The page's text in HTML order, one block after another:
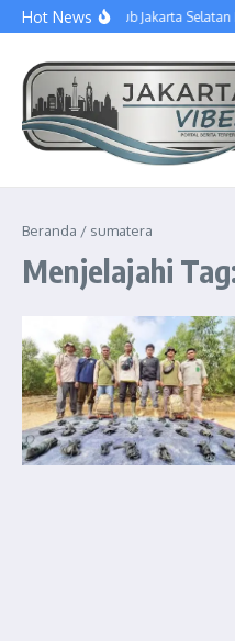
Lewati ke konten
Hot NewsSudinhub Jakarta
Beranda / sumatera
Menjelajahi